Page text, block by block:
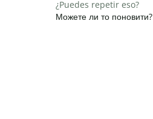
¿Puedes repetir eso?
Можете ли то поновити?